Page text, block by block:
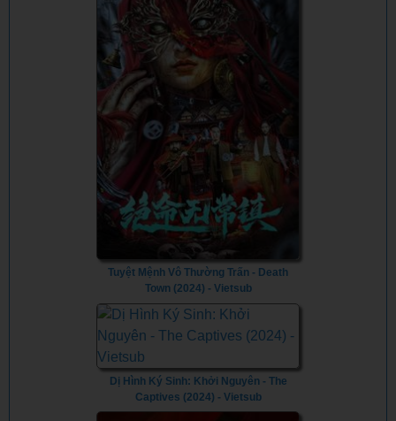
Tuyệt Mệnh Vô Thường Trấn - Death
Town (2024) - Vietsub
Dị Hình Ký Sinh: Khởi Nguyên - The
Captives (2024) - Vietsub